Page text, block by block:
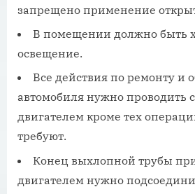
запрещено применение
В помещении должно быть
освещение.
Все действия по ремонту и
автомобиля нужно
двигателем кроме тех
требуют.
Конец выхлопной трубы
двигателем нужно